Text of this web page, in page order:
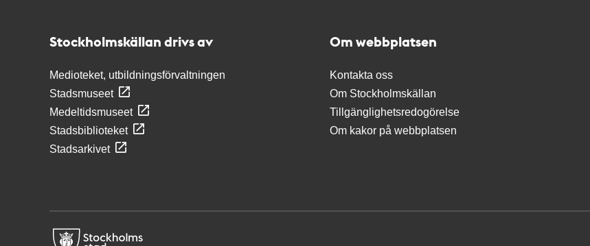
Stockholmskällan drivs av
Medioteket, utbildningsförvaltningen
Stadsmuseet
Medeltidsmuseet
Stadsbiblioteket
Stadsarkivet
Om webbplatsen
Kontakta oss
Om Stockholmskällan
Tillgänglighetsredogörelse
Om kakor på webbplatsen